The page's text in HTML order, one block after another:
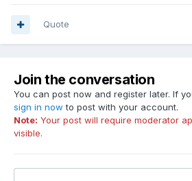
Quote
Join the conversation
You can post now and register later. If
sign in now to post with your account.
Note: Your post will require moderator
visible.